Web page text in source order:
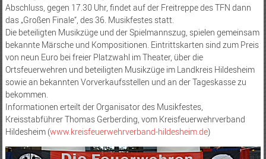
Abschluss, gegen 17.30 Uhr, findet auf der Freitreppe des TFN dann
das „Großen Finale“, des 36. Musikfestes statt.
Die beteiligten Musikzüge und der Spielmannszug, spielen gemeinsam
bekannte Märsche und Kompositionen. Eintrittskarten sind zum Preis
von neun Euro bei freier Platzwahl im Theater, über die
Ortsfeuerwehren und beteiligten Musikzüge im Landkreis Hildesheim
sowie an bekannten Vorverkaufsstellen und an der Tageskasse zu
bekommen.
Informationen erteilt der Organisator des Musikfestes,
Kreisstabführer Thomas Gerberding, vom Kreisfeuerwehrverband
Hildesheim (www.kreisfeuerwehrverband-hildesheim.de)